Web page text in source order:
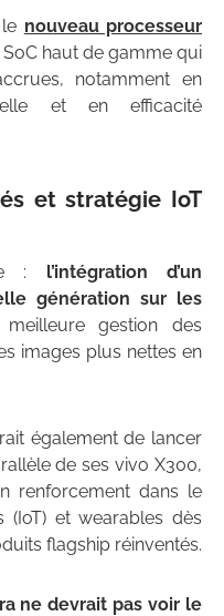
nouveau processeur
SoC haut de gamme qui
notamment en
et en efficacité
et stratégie IoT
: l’intégration d’un
génération sur les
gestion des
images plus nettes en
également de lancer
de ses vivo X300,
renforcement dans le
(IoT) et wearables dès
flagship réinventés.
ne devrait pas voir le